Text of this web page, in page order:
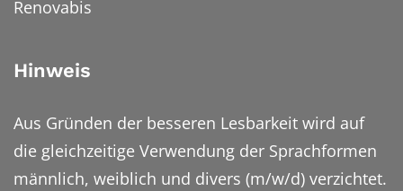
Renovabis
Hinweis
Aus Gründen der besseren Lesbarkeit wird auf
die gleichzeitige Verwendung der Sprachformen
männlich, weiblich und divers (m/w/d) verzichtet.